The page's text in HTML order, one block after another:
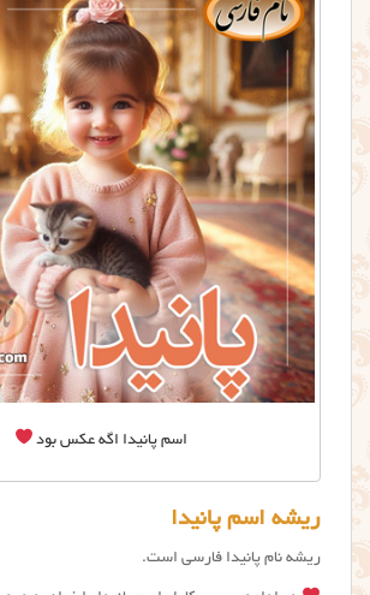
اسم پانیدا اگه عکس بود
ریشه اسم پانیدا
ریشه نام پانیدا فارسی است.